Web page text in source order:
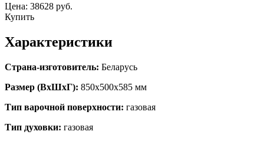
Цена: 38628 руб.
Купить
Характеристики
Страна-изготовитель: Беларусь
Размер (ВхШхГ): 850х500х585 мм
Тип варочной поверхности: газовая
Тип духовки: газовая